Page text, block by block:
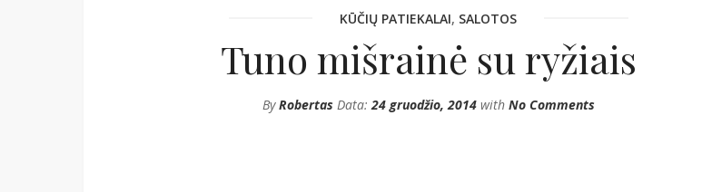
KŪČIŲ PATIEKALAI, SALOTOS
Tuno mišrainė su ryžiais
ByRobertas Data:24 gruodžio, 2014with No Comments